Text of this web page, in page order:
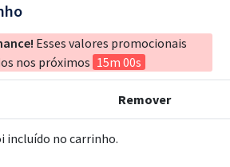
Esses valores promocionais
nos próximos 15m 00s
Remover
incluído no carrinho.